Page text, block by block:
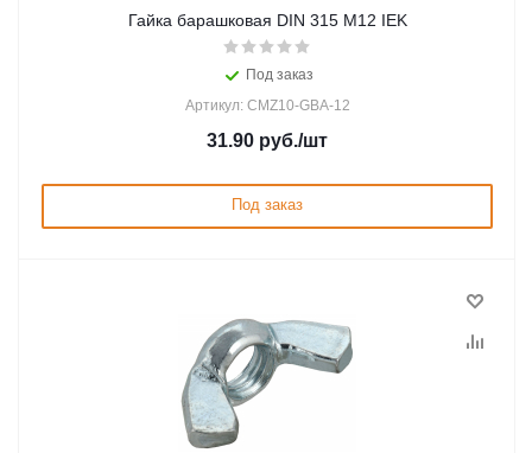
Гайка барашковая DIN 315 М12 IEK
Под заказ
Артикул: CMZ10-GBA-12
31.90 руб./шт
Под заказ